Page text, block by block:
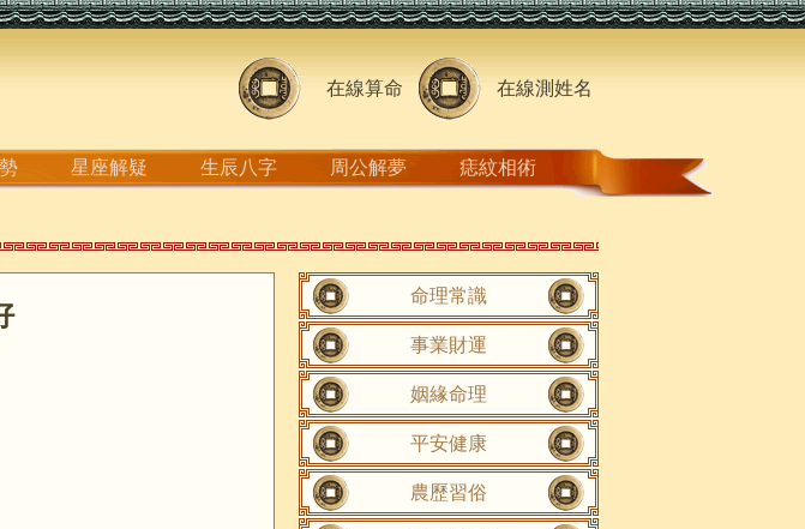
在線算命 在線測姓名
星座解疑 生辰八字 周公解夢 痣紋相術
命理常識
事業財運
姻緣命理
平安健康
農歷習俗